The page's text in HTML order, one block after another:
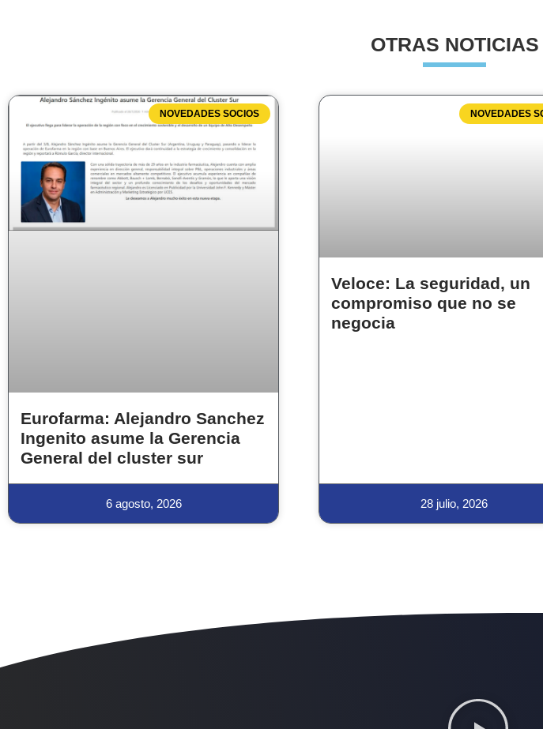
OTRAS NOTICIAS
NOVEDADES SOCIOS
Eurofarma: Alejandro Sanchez
Ingenito asume la Gerencia
General del cluster sur
6 agosto, 2026
NOVEDADES
Veloce: La seguridad, un
compromiso que no se
negocia
28 julio, 2026